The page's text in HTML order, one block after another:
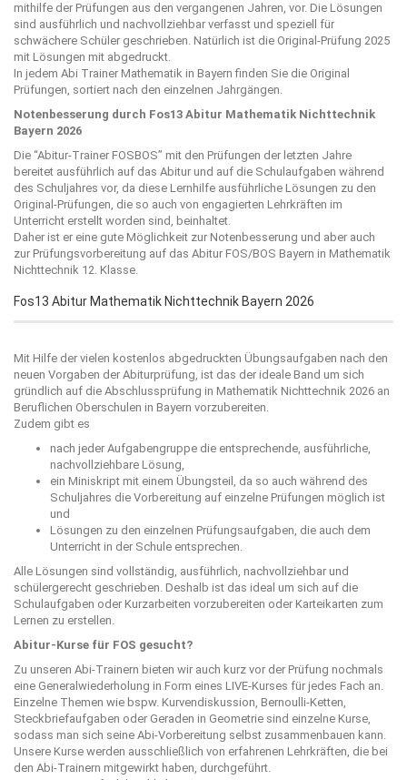
mithilfe der Prüfungen aus den vergangenen Jahren, vor. Die Lösungen
sind ausführlich und nachvollziehbar verfasst und speziell für
schwächere Schüler geschrieben. Natürlich ist die Original-Prüfung 2025
mit Lösungen mit abgedruckt.
In jedem Abi Trainer Mathematik in Bayern finden Sie die Original
Prüfungen, sortiert nach den einzelnen Jahrgängen.
Notenbesserung durch Fos13 Abitur Mathematik Nichttechnik
Bayern 2026
Die “Abitur-Trainer FOSBOS” mit den Prüfungen der letzten Jahre
bereitet ausführlich auf das Abitur und auf die Schulaufgaben während
des Schuljahres vor, da diese Lernhilfe ausführliche Lösungen zu den
Original-Prüfungen, die so auch von engagierten Lehrkräften im
Unterricht erstellt worden sind, beinhaltet.
Daher ist er eine gute Möglichkeit zur Notenbesserung und aber auch
zur Prüfungsvorbereitung auf das Abitur FOS/BOS Bayern in Mathematik
Nichttechnik 12. Klasse.
Fos13 Abitur Mathematik Nichttechnik Bayern 2026
Mit Hilfe der vielen kostenlos abgedruckten Übungsaufgaben nach den
neuen Vorgaben der Abiturprüfung, ist das der ideale Band um sich
gründlich auf die Abschlussprüfung in Mathematik Nichttechnik 2026 an
Beruflichen Oberschulen in Bayern vorzubereiten.
Zudem gibt es
nach jeder Aufgabengruppe die entsprechende, ausführliche,
nachvollziehbare Lösung,
ein Miniskript mit einem Übungsteil, da so auch während des
Schuljahres die Vorbereitung auf einzelne Prüfungen möglich ist
und
Lösungen zu den einzelnen Prüfungsaufgaben, die auch dem
Unterricht in der Schule entsprechen.
Alle Lösungen sind vollständig, ausführlich, nachvollziehbar und
schülergerecht geschrieben. Deshalb ist das ideal um sich auf die
Schulaufgaben oder Kurzarbeiten vorzubereiten oder Karteikarten zum
Lernen zu erstellen.
Abitur-Kurse für FOS gesucht?
Zu unseren Abi-Trainern bieten wir auch kurz vor der Prüfung nochmals
eine Generalwiederholung in Form eines LIVE-Kurses für jedes Fach an.
Einzelne Themen wie bspw. Kurvendiskussion, Bernoulli-Ketten,
Steckbriefaufgaben oder Geraden in Geometrie sind einzelne Kurse,
sodass man sich seine Abi-Vorbereitung selbst zusammenbauen kann.
Unsere Kurse werden ausschließlich von erfahrenen Lehrkräften, die bei
den Abi-Trainern mitgewirkt haben, durchgeführt.